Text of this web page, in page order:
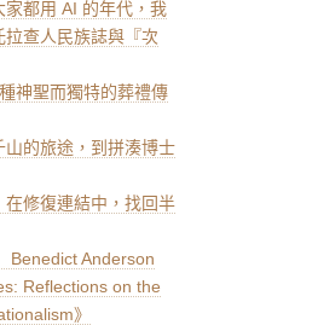
家都用 AI 的年代，我
查人民族誌與『次
神聖而獨特的葬禮傳
的旅途，到拼湊博士
修復連結中，找回半
Benedict Anderson
Reflections on the
》